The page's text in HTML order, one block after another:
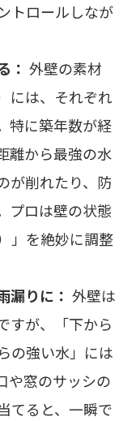
トロールしなが
： 外壁の素材
には、それぞれ
特に築年数が経
離から最強の水
が削れたり、防
プロは壁の状態
」を絶妙に調整
漏りに： 外壁は
すが、「下から
の強い水」には
や窓のサッシの
てると、一瞬で